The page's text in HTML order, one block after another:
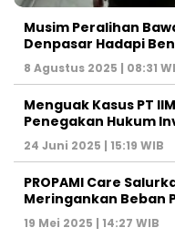
Musim Peralihan
Denpasar Hadapi
8 Agustus 2025 | 08:31
Menguak Kasus PT
Penegakan Hukum
24 Juni 2025 | 15:19 WIB
PROPAMI Care
Meringankan Beban
19 Mei 2025 | 14:27 WIB